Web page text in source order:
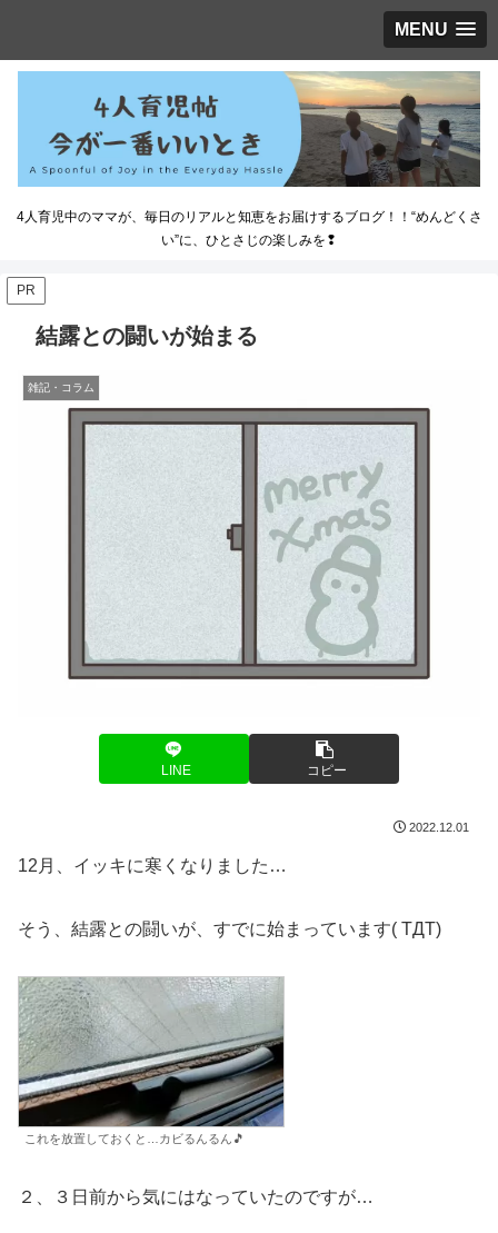
MENU
4人育児中のママが、毎日のリアルと知恵をお届けするブログ！！“めんどくさ
い”に、ひとさじの楽しみを❢
PR
結露との闘いが始まる
雑記・コラム
LINE コピー
2022.12.01
12月、イッキに寒くなりました…
そう、結露との闘いが、すでに始まっています( TДT)
これを放置しておくと…カビるんるん🎵
２、３日前から気にはなっていたのですが…